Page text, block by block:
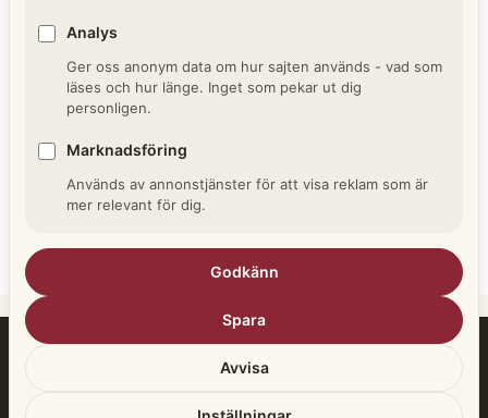
berättelser som annars gått förlorade, i
originalartiklar, annonser …Läs vidare →
Etiketter
Kungliga biblioteket
tidningar,Tidningsarkiv,UNT arkiv,Uppsala,
Upsala Nya Tidning
Lämna en kommentar
Analys
Ger oss anonym data om hur sajten används - vad som
läses och hur länge. Inget som pekar ut dig
personligen.
Marknadsföring
Används av annonstjänster för att visa reklam som är
mer relevant för dig.
Avvisa
Godkänn
Spara